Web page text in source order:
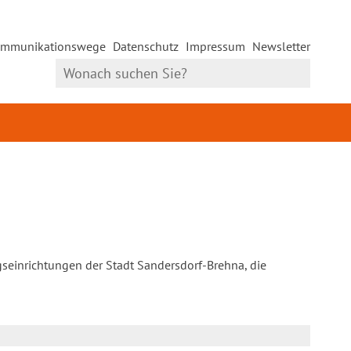
Datenschutz Impressum Newsletter
der Stadt Sandersdorf-Brehna, die